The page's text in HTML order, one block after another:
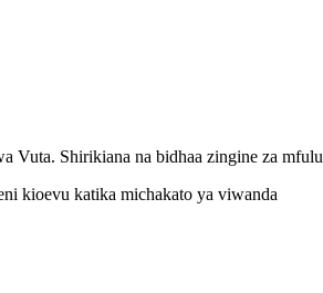
Vuta. Shirikiana na bidhaa zingine za
kioevu katika michakato ya viwanda